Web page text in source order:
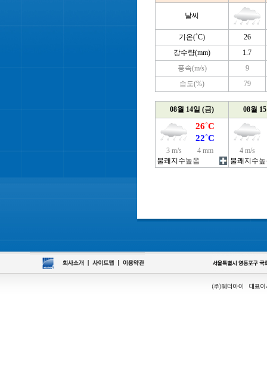
날씨
기온(˚C)
26
강수량(mm)
1.7
풍속(m/s)
9
습도(%)
79
08월 14일 (금) 08월
26˚C
22˚C
3 m/s
4 mm
불쾌지수높음
4 m/s
불쾌지수